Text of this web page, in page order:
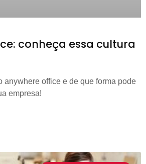
conheça essa cultura
anywhere office e de que forma pode
empresa!